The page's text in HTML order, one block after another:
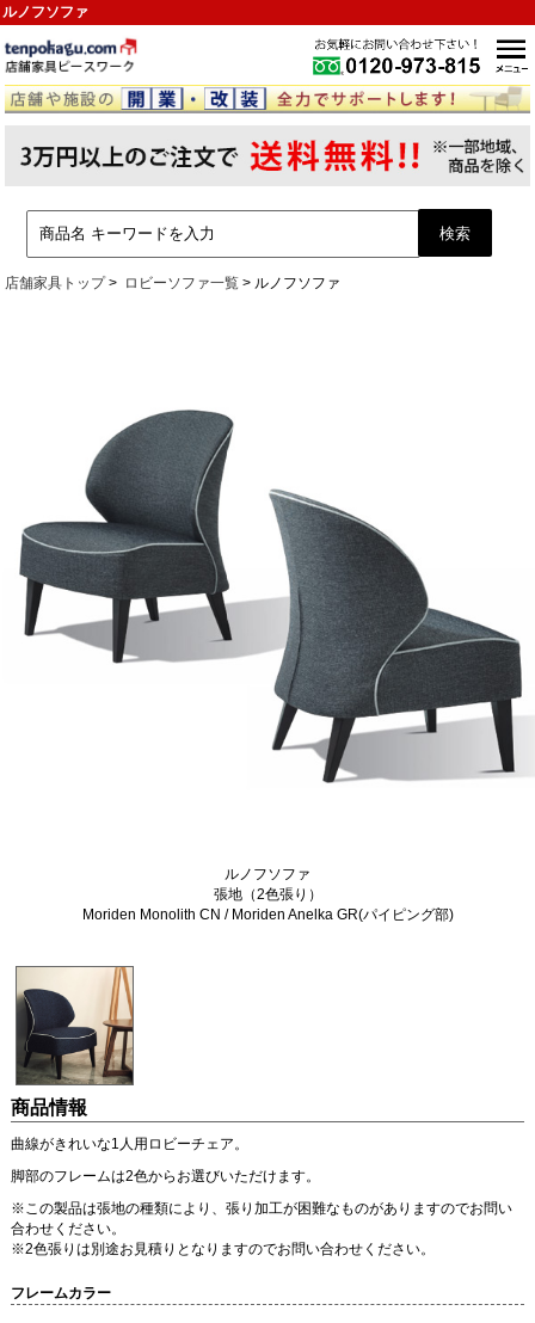
ルノフソファ
店舗家具トップ ロビーソファ一覧 ルノフソファ
ルノフソファ
張地（2色張り）
Moriden Monolith CN / Moriden Anelka GR(パイピング部)
商品情報
曲線がきれいな1人用ロビーチェア。
脚部のフレームは2色からお選びいただけます。
※この製品は張地の種類により、張り加工が困難なものがありますのでお問い
合わせください。
※2色張りは別途お見積りとなりますのでお問い合わせください。
フレームカラー